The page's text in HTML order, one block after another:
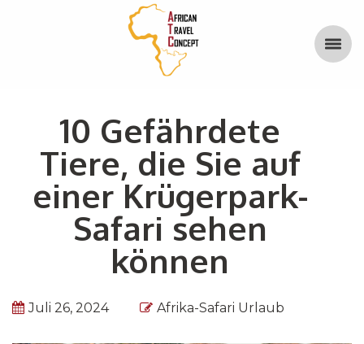
10 Gefährdete
Tiere, die Sie auf
einer Krügerpark-
Safari sehen
können
Juli 26, 2024 Afrika-Safari Urlaub